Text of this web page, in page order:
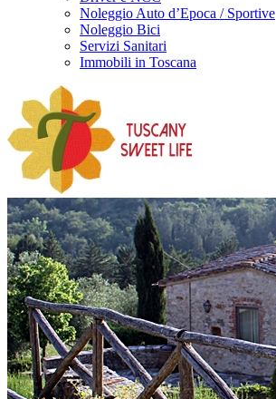
Noleggio Auto d’Epoca / Sportive
Noleggio Bici
Servizi Sanitari
Immobili in Toscana